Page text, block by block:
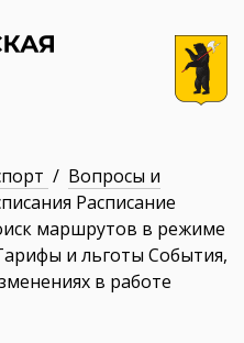
/ Вопросы и
Расписание
маршрутов в режиме
и льготы События,
в работе